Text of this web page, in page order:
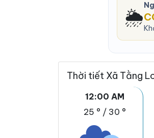
🌦️
Thời tiết Xã Tằng
12:00 AM
25 ° / 30 °